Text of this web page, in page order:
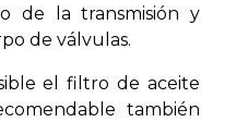
de la transmisión y
de válvulas.
el filtro de aceite
también